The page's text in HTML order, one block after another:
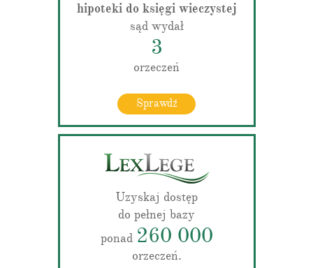
hipoteki do księgi wieczystej
sąd wydał
3
orzeczeń
Sprawdź
Uzyskaj dostęp
do pełnej bazy
ponad 260 000
orzeczeń.